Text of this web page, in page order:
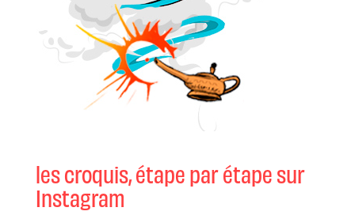
les croquis, étape par étape sur
Instagram